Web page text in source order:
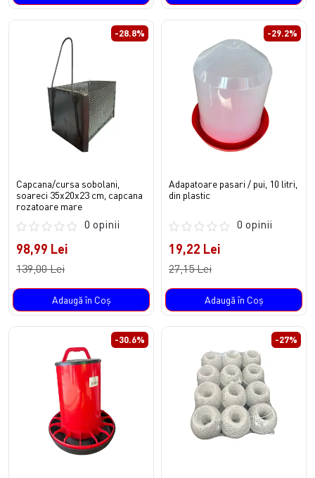
-28.8%
Capcana/cursa sobolani,
soareci 35x20x23 cm, capcana
rozatoare mare
0 opinii
98,99 Lei
139,00 Lei
Adaugă în Coş
-29.2%
Adapatoare pasari / pui, 10 litri,
din plastic
0 opinii
19,22 Lei
27,15 Lei
Adaugă în Coş
-30.6% -27%